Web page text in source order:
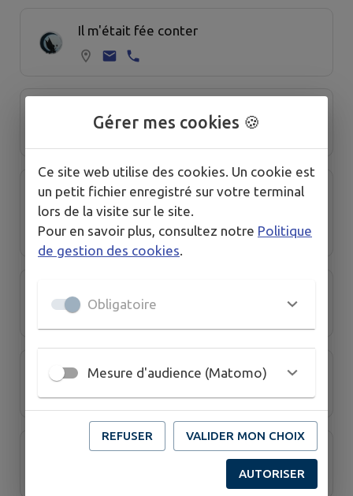
Il m'était fée conter
L'Atelier de Claret
L'association des Parents d'élèves de
Claret - APEC
Les amis du marché de Claret
L'espace des Yogas
Gérer mes cookies 🍪
Ce site web utilise des cookies. Un cookie est
un petit fichier enregistré sur votre terminal
lors de la visite sur le site.
Pour en savoir plus, consultez notre Politique
de gestion des cookies
Obligatoire
Mesure d'audience (Matomo)
REFUSER VALIDER MON CHOIX
AUTORISER